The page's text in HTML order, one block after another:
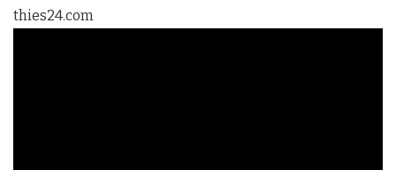
thies24.com